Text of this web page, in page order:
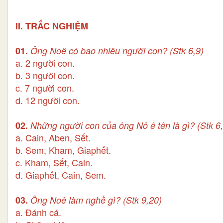
II. TRẮC NGHIỆM
01. Ông Noê có bao nhiêu người con? (Stk 6,9)
a. 2 người con.
b. 3 người con.
c. 7 người con.
d. 12 người con.
02. Những người con của ông Nô ê tên là gì? (Stk
a. Cain, Aben, Sết.
b. Sem, Kham, Giaphết.
c. Kham, Sết, Cain.
d. Giaphết, Cain, Sem.
03. Ông Noê làm nghề gì? (Stk9,20)
a. Đánh cá.